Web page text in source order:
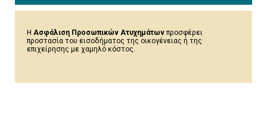
Η Ασφάλιση Προσωπικών Ατυχημάτωνπροσφέρει
προστασία του εισοδήματος της οικογένειας ή της
επιχείρησης με χαμηλό κόστος.